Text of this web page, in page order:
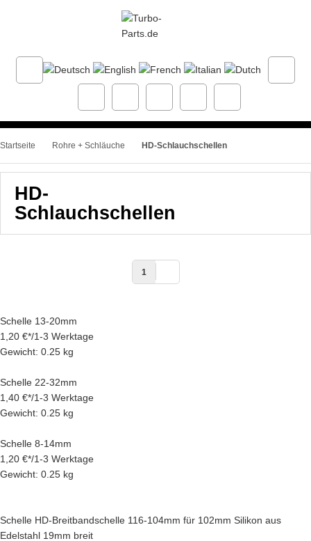
Startseite Rohre + Schläuche HD-Schlauchschellen
HD-
Schlauchschellen
1
Schelle 13-20mm
1,20 €*/1-3 Werktage
Gewicht: 0.25 kg
Schelle 22-32mm
1,40 €*/1-3 Werktage
Gewicht: 0.25 kg
Schelle 8-14mm
1,20 €*/1-3 Werktage
Gewicht: 0.25 kg
Schelle HD-Breitbandschelle 116-104mm für 102mm Silikon aus
Edelstahl 19mm breit